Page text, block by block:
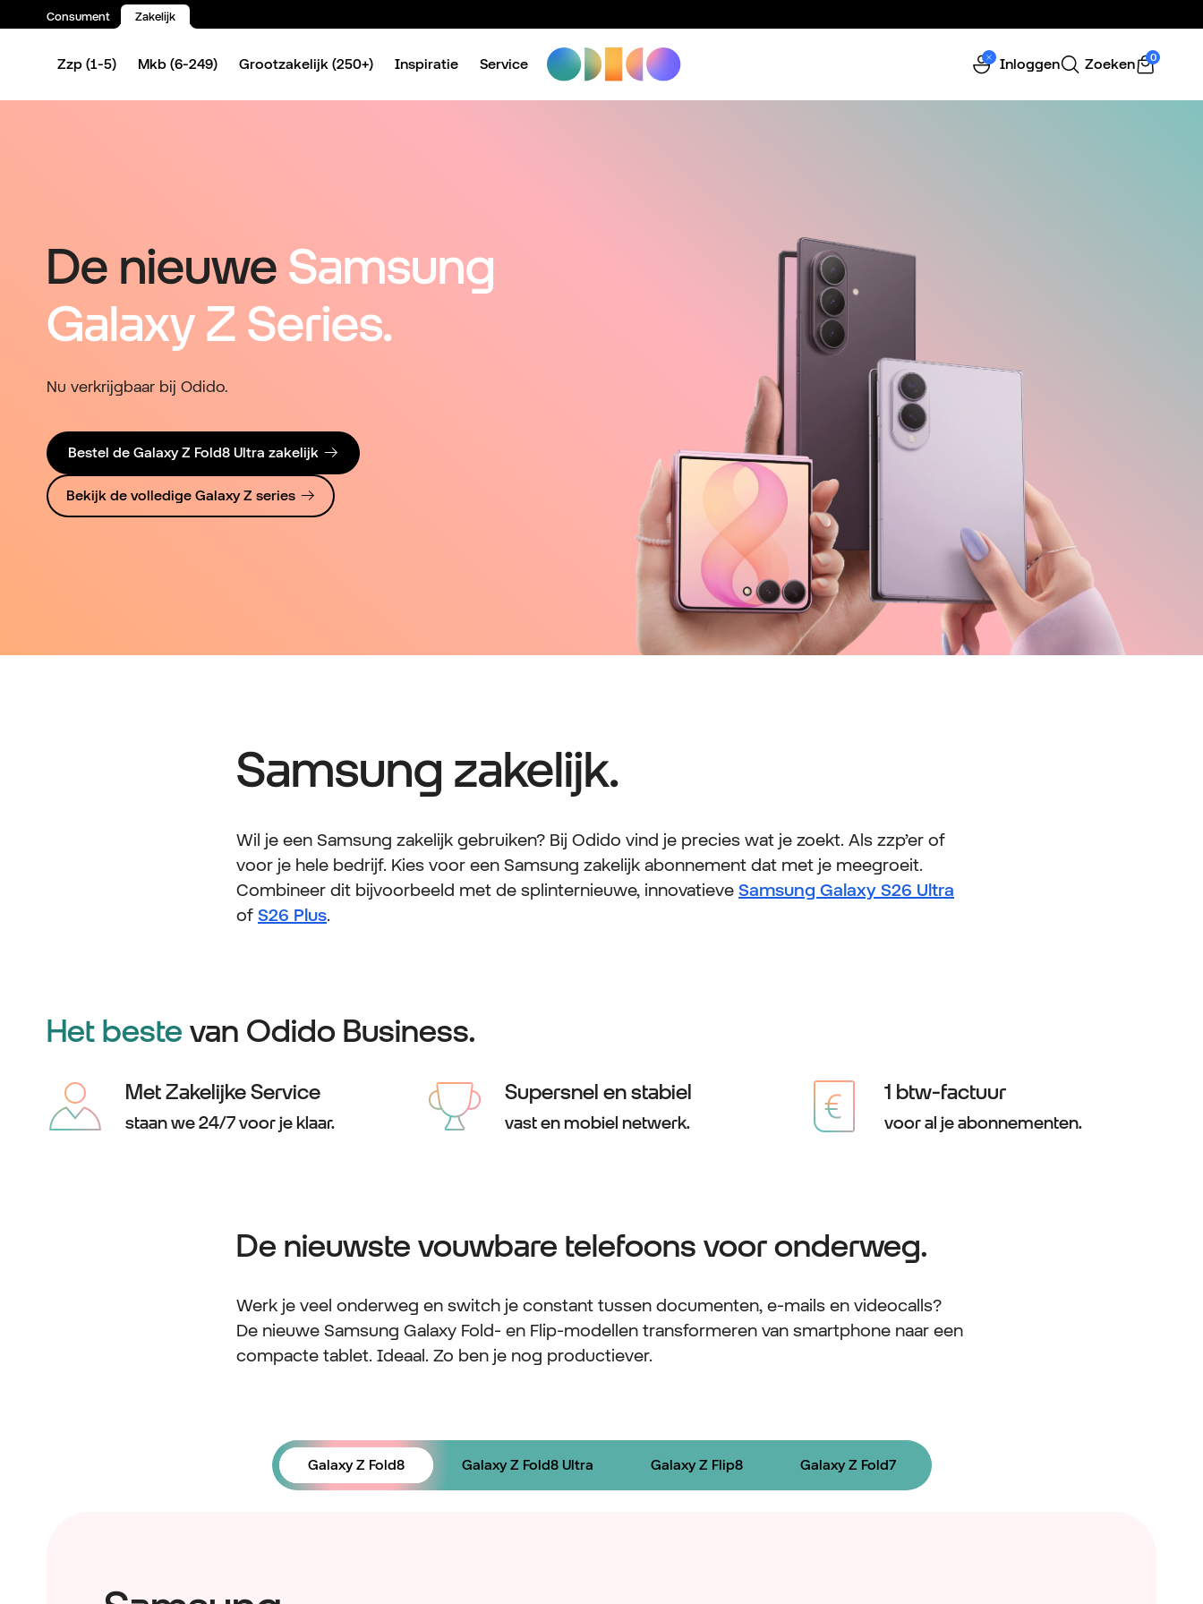
Consument Zakelijk
Zzp (1-5) Mkb (6-249) Grootzakelijk (250+) Inspiratie Service Inloggen Zoeken 0
De nieuwe Samsung
Galaxy Z Series.
Nu verkrijgbaar bij Odido.
Bestel de Galaxy Z Fold8 Ultra zakelijk
Bekijk de volledige Galaxy Z series
Samsung zakelijk.
Wil je een Samsung zakelijk gebruiken? Bij Odido vind je precies wat je zoekt. Als zzp’er of
voor je hele bedrijf. Kies voor een Samsung zakelijk abonnement dat met je meegroeit.
Combineer dit bijvoorbeeld met de splinternieuwe, innovatieve Samsung Galaxy S26 Ultra
of S26 Plus.
Het beste van Odido Business.
Met Zakelijke Service
staan we 24/7 voor je klaar.
Supersnel en stabiel
vast en mobiel netwerk.
1 btw-factuur
voor al je abonnementen.
De nieuwste vouwbare telefoons voor onderweg.
Werk je veel onderweg en switch je constant tussen documenten, e-mails en videocalls?
De nieuwe Samsung Galaxy Fold- en Flip-modellen transformeren van smartphone naar een
compacte tablet. Ideaal. Zo ben je nog productiever.
Galaxy Z Fold8 Galaxy Z Fold8 Ultra Galaxy Z Flip8 Galaxy Z Fold7